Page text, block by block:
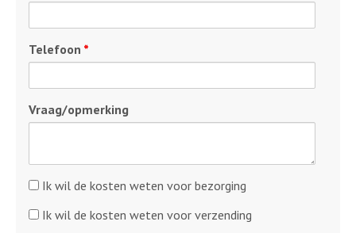
Telefoon *
Vraag/opmerking
Kosten
Ik wil de kosten weten voor bezorging
Kosten
Ik wil de kosten weten voor verzending